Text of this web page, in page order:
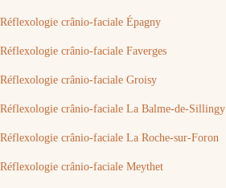
Réflexologie crânio-faciale Épagny
Réflexologie crânio-faciale Faverges
Réflexologie crânio-faciale Groisy
Réflexologie crânio-faciale La Balme-de-Sillingy
Réflexologie crânio-faciale La Roche-sur-Foron
Réflexologie crânio-faciale Meythet